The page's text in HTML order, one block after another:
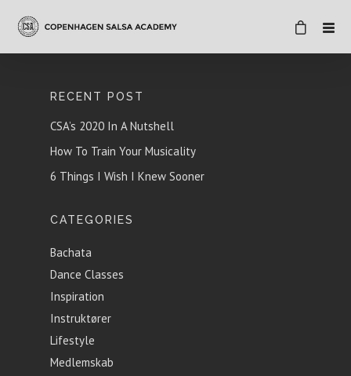
RECENT POST
CSA’s 2020 In A Nutshell
How To Train Your Musicality
6 Things I Wish I Knew Sooner
CATEGORIES
Bachata
Dance Classes
Inspiration
Instruktører
Lifestyle
Medlemskab